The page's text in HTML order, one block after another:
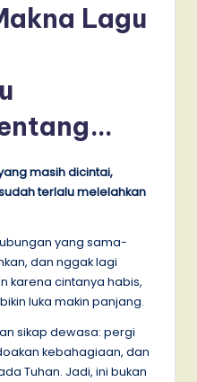
Lagu
masih dicintai,
terlalu melelahkan
yang sama-
dan nggak lagi
karena cintanya habis,
luka makin panjang.
sikap dewasa: pergi
kebahagiaan, dan
Tuhan. Jadi, ini bukan